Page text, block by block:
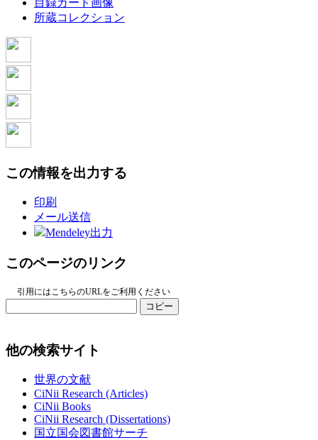
目録カード画像
所蔵コレクション
この情報を出力する
印刷
メール送信
Mendeley出力
このページのリンク
引用にはこちらのURLをご利用ください
コピー
他の検索サイト
世界の文献
CiNii Research (Articles)
CiNii Books
CiNii Research (Dissertations)
国立国会図書館サーチ